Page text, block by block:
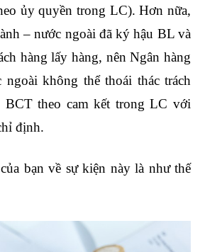
ủy quyền trong LC). Hơn nữa,
– nước ngoài đã ký hậu BL và
hàng lấy hàng, nên Ngân hàng
ngoài không thể thoái thác trách
BCT theo cam kết trong LC với
định.
bạn về sự kiện này là như thế